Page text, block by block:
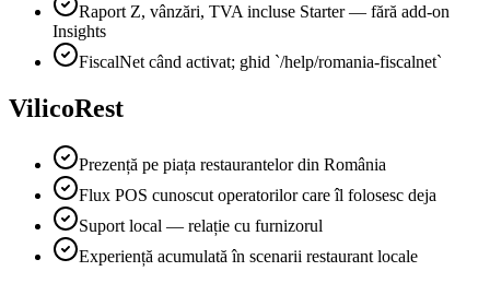
Raport Z, vânzări, TVA incluse Starter — fără add-on
Insights
FiscalNet când activat; ghid `/help/romania-fiscalnet`
VilicoRest
Prezență pe piața restaurantelor din România
Flux POS cunoscut operatorilor care îl folosesc deja
Suport local — relație cu furnizorul
Experiență acumulată în scenarii restaurant locale